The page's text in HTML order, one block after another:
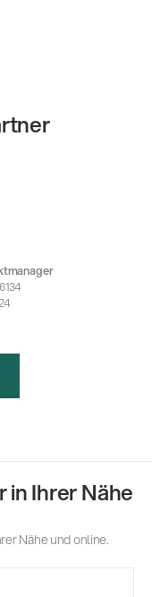
in Ihrer Nähe
Nähe und online.